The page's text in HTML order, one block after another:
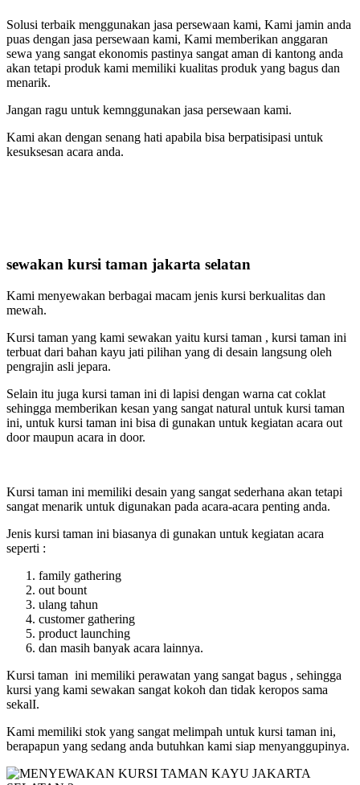
Solusi terbaik menggunakan jasa persewaan kami, Kami jamin anda
puas dengan jasa persewaan kami, Kami memberikan anggaran
sewa yang sangat ekonomis pastinya sangat aman di kantong anda
akan tetapi produk kami memiliki kualitas produk yang bagus dan
menarik.
Jangan ragu untuk kemnggunakan jasa persewaan kami.
Kami akan dengan senang hati apabila bisa berpatisipasi untuk
kesuksesan acara anda.
sewakan kursi taman jakarta selatan
Kami menyewakan berbagai macam jenis kursi berkualitas dan
mewah.
Kursi taman yang kami sewakan yaitu kursi taman , kursi taman ini
terbuat dari bahan kayu jati pilihan yang di desain langsung oleh
pengrajin asli jepara.
Selain itu juga kursi taman ini di lapisi dengan warna cat coklat
sehingga memberikan kesan yang sangat natural untuk kursi taman
ini, untuk kursi taman ini bisa di gunakan untuk kegiatan acara out
door maupun acara in door.
Kursi taman ini memiliki desain yang sangat sederhana akan tetapi
sangat menarik untuk digunakan pada acara-acara penting anda.
Jenis kursi taman ini biasanya di gunakan untuk kegiatan acara
seperti :
family gathering
out bount
ulang tahun
customer gathering
product launching
dan masih banyak acara lainnya.
Kursi taman ini memiliki perawatan yang sangat bagus , sehingga
kursi yang kami sewakan sangat kokoh dan tidak keropos sama
sekalI.
Kami memiliki stok yang sangat melimpah untuk kursi taman ini,
berapapun yang sedang anda butuhkan kami siap menyanggupinya.